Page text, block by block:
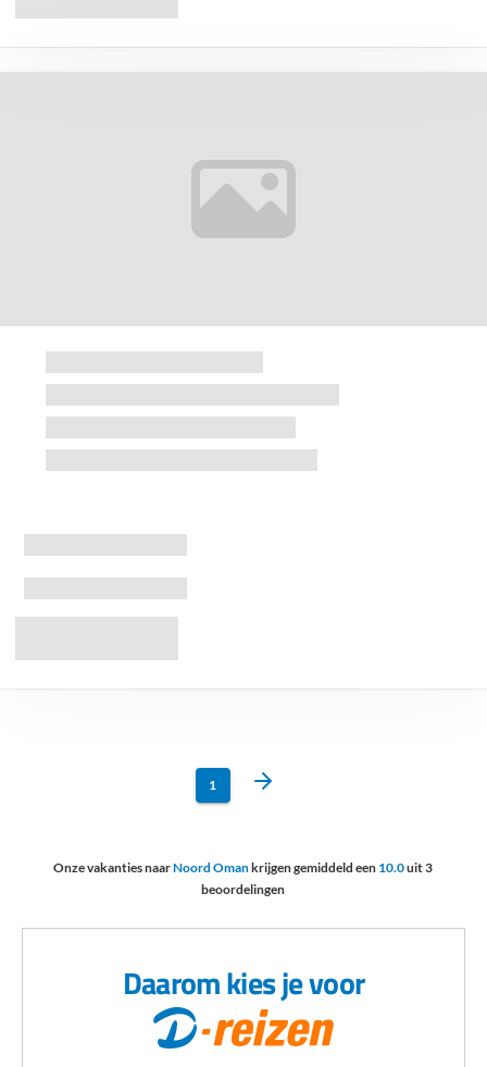
1
Onze vakanties naarNoord Omankrijgen gemiddeld een 10.0uit3
beoordelingen
Daarom kies je voor